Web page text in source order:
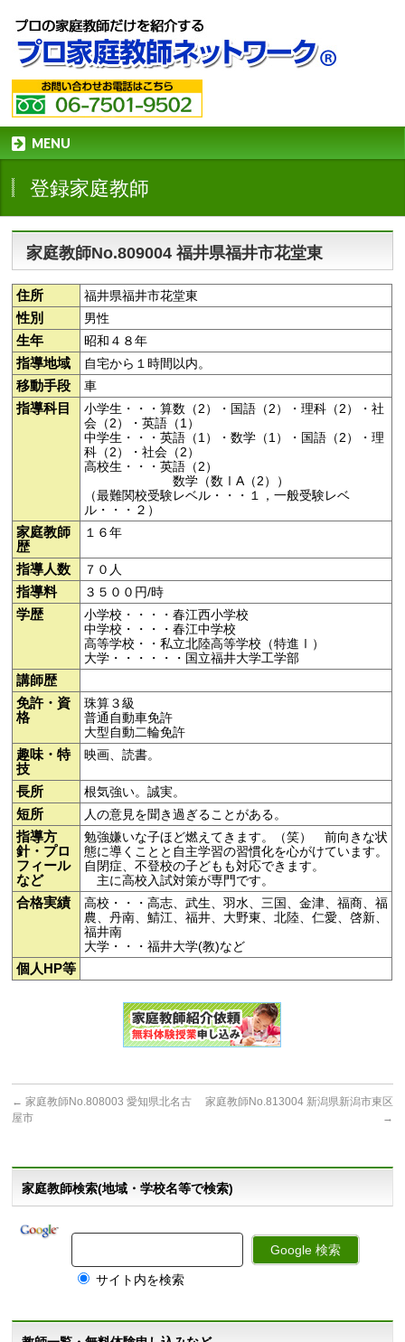
MENU
登録家庭教師
家庭教師No.809004 福井県福井市花堂東
住所 福井県福井市花堂東
性別 男性
生年 昭和４８年
指導地域 自宅から１時間以内。
移動手段 車
指導科目
小学生・・・算数（2）・国語（2）・理科（2）・社
会（2）・英語（1）
中学生・・・英語（1）・数学（1）・国語（2）・理
科（2）・社会（2）
高校生・・・英語（2）
数学（数ⅠA（2））
（最難関校受験レベル・・・１，一般受験レベ
ル・・・２）
家庭教師
歴
１６年
指導人数 ７０人
指導料 ３５００円/時
学歴
小学校・・・・春江西小学校
中学校・・・・春江中学校
高等学校・・私立北陸高等学校（特進Ⅰ）
大学・・・・・・国立福井大学工学部
講師歴
免許・資
格
珠算３級
普通自動車免許
大型自動二輪免許
趣味・特
技
映画、読書。
長所 根気強い。誠実。
短所 人の意見を聞き過ぎることがある。
指導方
針・プロ
フィール
など
勉強嫌いな子ほど燃えてきます。（笑） 前向きな状
態に導くことと自主学習の習慣化を心がけています。
自閉症、不登校の子どもも対応できます。
主に高校入試対策が専門です。
合格実績
高校・・・高志、武生、羽水、三国、金津、福商、福
農、丹南、鯖江、福井、大野東、北陸、仁愛、啓新、
福井南
大学・・・福井大学(教)など
個人HP等
← 家庭教師No.808003 愛知県北名古
屋市
家庭教師No.813004 新潟県新潟市東区
→
家庭教師検索(地域・学校名等で検索)
サイト内を検索